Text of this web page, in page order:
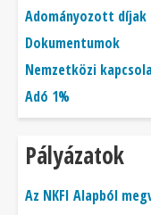
Adományozott díjak
Dokumentumok
Nemzetközi
Adó 1%
Pályázatok
Az NKFI Alapból